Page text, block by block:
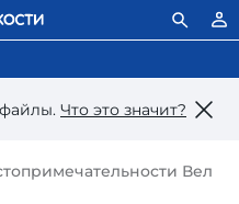
Что это значит?